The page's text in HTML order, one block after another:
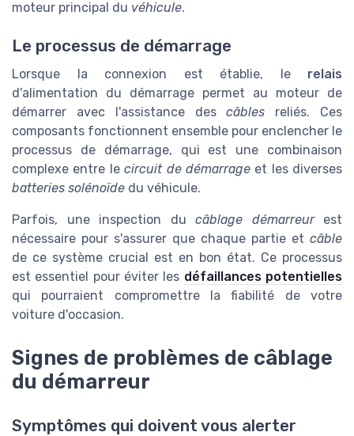
moteur principal du véhicule.
Le processus de démarrage
Lorsque la connexion est établie, le relais
d'alimentation du démarrage permet au moteur de
démarrer avec l'assistance descâbles reliés. Ces
composants fonctionnent ensemble pour enclencher le
processus de démarrage, qui est une combinaison
complexe entre lecircuit de démarrageet les diverses
batteries solénoïde du véhicule.
Parfois, une inspection du câblage démarreurest
nécessaire pour s'assurer que chaque partie et câble
de ce système crucial est en bon état. Ce processus
est essentiel pour éviter les défaillances potentielles
qui pourraient compromettre la fiabilité de votre
voiture d'occasion.
Signes de problèmes de câblage
du démarreur
Symptômes qui doivent vous alerter